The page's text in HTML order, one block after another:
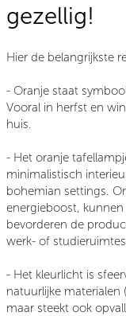
gezellig!
Hier de belangrijkste
- Oranje staat
Vooral in herfst en
huis.
- Het oranje
minimalistisch
bohemian settings.
energieboost,
bevorderen de
werk- of
- Het kleurlicht is
natuurlijke materialen
maar steekt ook